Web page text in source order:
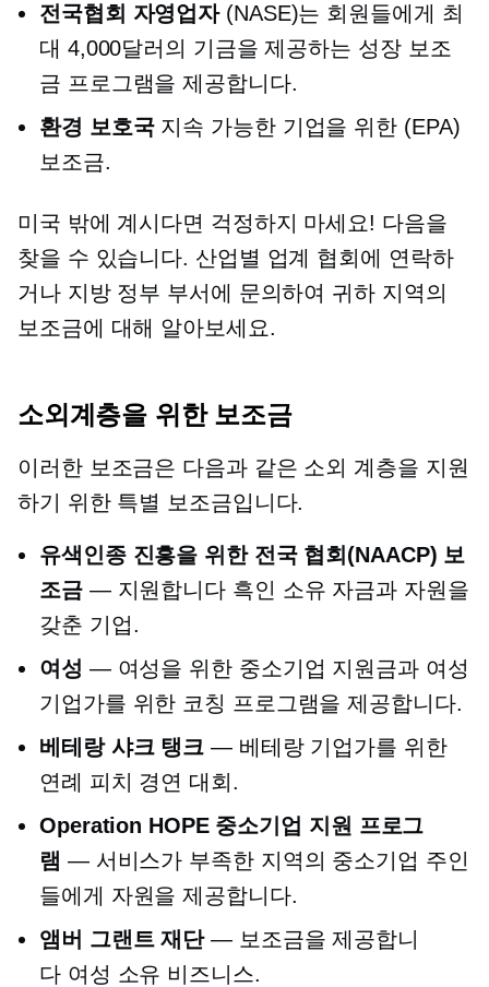
전국협회 자영업자(NASE)는 회원들에게 최
대 4,000달러의 기금을 제공하는 성장 보조
금 프로그램을 제공합니다.
환경 보호국지속 가능한 기업을 위한 (EPA)
보조금.
미국 밖에 계시다면 걱정하지 마세요! 다음을
찾을 수 있습니다. 산업별 업계 협회에 연락하
거나 지방 정부 부서에 문의하여 귀하 지역의
보조금에 대해 알아보세요.
소외계층을 위한 보조금
이러한 보조금은 다음과 같은 소외 계층을 지원
하기 위한 특별 보조금입니다.
유색인종 진흥을 위한 전국 협회(NAACP) 보
조금— 지원합니다 흑인 소유 자금과 자원을
갖춘 기업.
여성 — 여성을 위한 중소기업 지원금과 여성
기업가를 위한 코칭 프로그램을 제공합니다.
베테랑 샤크 탱크 — 베테랑 기업가를 위한
연례 피치 경연 대회.
Operation HOPE 중소기업 지원 프로그
램 — 서비스가 부족한 지역의 중소기업 주인
들에게 자원을 제공합니다.
앰버 그랜트 재단— 보조금을 제공합니
다 여성 소유 비즈니스.